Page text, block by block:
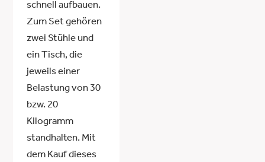
schnell aufbauen.
Zum Set gehören
zwei Stühle und
ein Tisch, die
jeweils einer
Belastung von 30
bzw. 20
Kilogramm
standhalten. Mit
dem Kauf dieses